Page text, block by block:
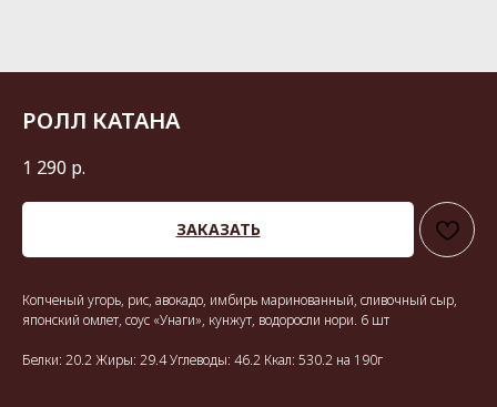
РОЛЛ КАТАНА
1 290 р.
ЗАКАЗАТЬ
Копченый угорь, рис, авокадо, имбирь маринованный, сливочный сыр,
японский омлет, соус «Унаги», кунжут, водоросли нори. 6 шт
Белки: 20.2 Жиры: 29.4 Углеводы: 46.2 Ккал: 530.2 на 190г